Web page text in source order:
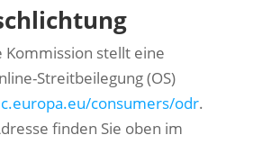
Kommission stellt eine
Streitbeilegung (OS)
consumers/odr.
finden Sie oben im